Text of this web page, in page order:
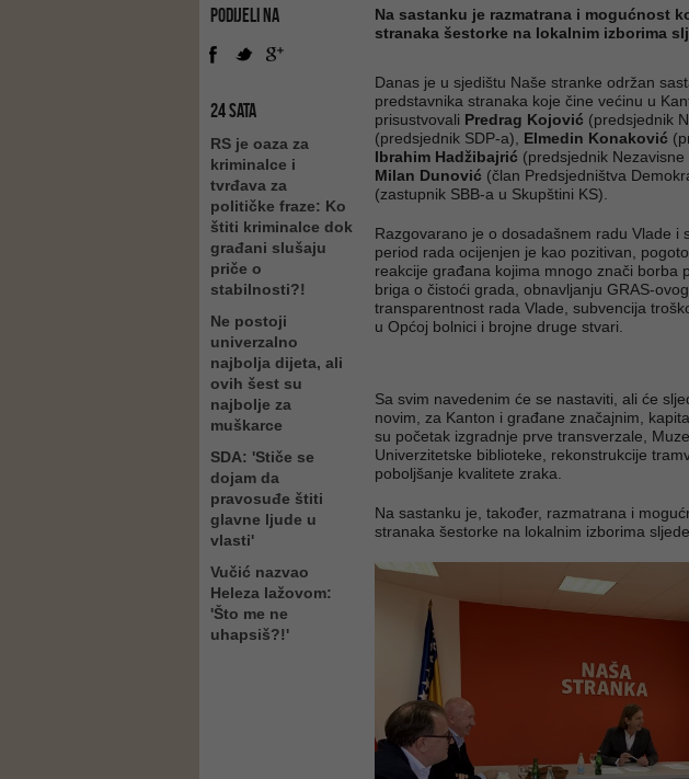
PODIJELI NA
24 SATA
RS je oaza za
kriminalce i
tvrđava za
političke fraze: Ko
štiti kriminalce dok
građani slušaju
priče o
stabilnosti?!
Ne postoji
univerzalno
najbolja dijeta, ali
ovih šest su
najbolje za
muškarce
SDA: 'Stiče se
dojam da
pravosuđe štiti
glavne ljude u
vlasti'
Vučić nazvao
Heleza lažovom:
'Što me ne
uhapsiš?!'
Na sastanku je razmatrana i mogućnost
stranaka šestorke na lokalnim izborima
Danas je u sjedištu Naše stranke održan
predstavnika stranaka koje čine većinu u
prisustvovali Predrag Kojović (predsjednik
(predsjednik SDP-a), Elmedin Konaković
Ibrahim Hadžibajrić (predsjednik
Milan Dunović (član Predsjedništva
(zastupnik SBB-a u Skupštini KS).
Razgovarano je o dosadašnem radu Vlade i
period rada ocijenjen je kao pozitivan,
reakcije građana kojima mnogo znači borba
briga o čistoći grada, obnavljanju GRAS-
transparentnost rada Vlade, subvencija
u Općoj bolnici i brojne druge stvari.
Sa svim navedenim će se nastaviti, ali će
novim, za Kanton i građane značajnim,
su početak izgradnje prve transverzale,
Univerzitetske biblioteke, rekonstrukcije
poboljšanje kvalitete zraka.
Na sastanku je, također, razmatrana i
stranaka šestorke na lokalnim izborima